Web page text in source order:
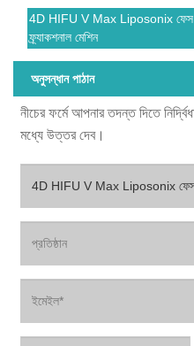
4D HIFU V Max Liposonix ফেস
ফ্র্যাকশনাল মেশিন
অনুসন্ধান পাঠান
নীচের ফর্মে আপনার তদন্ত দিতে
মধ্যে উত্তর দেব।